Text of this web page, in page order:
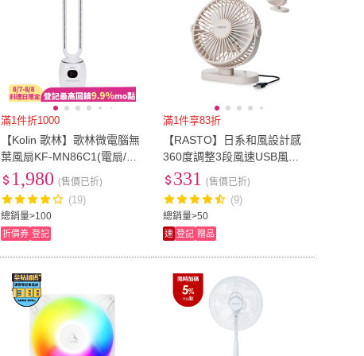
滿1件折1000
【Kolin 歌林】歌林微電腦無
葉風扇KF-MN86C1(電扇/電
風扇/循環扇/無葉扇)
總銷量>100
1,980 (售價已折)
(19)
折價券 登記
滿1件享83折
【RASTO】日系和風設計感
360度調整3段風速USB風扇
(可接電腦/行動電源供電)
總銷量>50
331 (售價已折)
(9)
速 登記 贈品